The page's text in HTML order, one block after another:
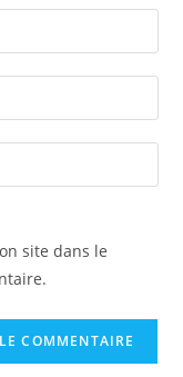
site dans le